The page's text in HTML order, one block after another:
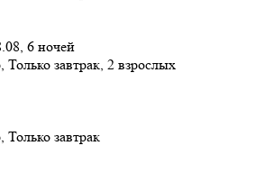
6 ночей
завтрак, 2 взрослых
завтрак